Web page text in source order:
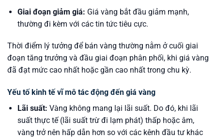
Giai đoạn giảm giá: Giá vàng bắt đầu giảm mạnh,
thường đi kèm với các tin tức tiêu cực.
Thời điểm lý tưởng để bán vàng thường nằm ở cuối giai
đoạn tăng trưởng và đầu giai đoạn phân phối, khi giá vàng
đã đạt mức cao nhất hoặc gần cao nhất trong chu kỳ.
Yếu tố kinh tế vĩ mô tác động đến giá vàng
Lãi suất: Vàng không mang lại lãi suất. Do đó, khi lãi
suất thực tế (lãi suất trừ đi lạm phát) thấp hoặc âm,
vàng trở nên hấp dẫn hơn so với các kênh đầu tư khác